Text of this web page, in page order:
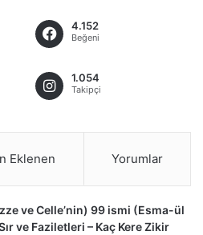
4.152
Beğeni
1.054
Takipçi
Eklenen Yorumlar
ve Celle’nin) 99 ismi (Esma-ül
ve Faziletleri – Kaç Kere Zikir